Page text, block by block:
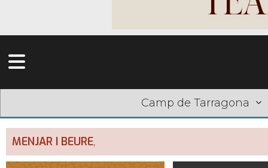
Camp de Tarragona
MENJAR I BEURE,